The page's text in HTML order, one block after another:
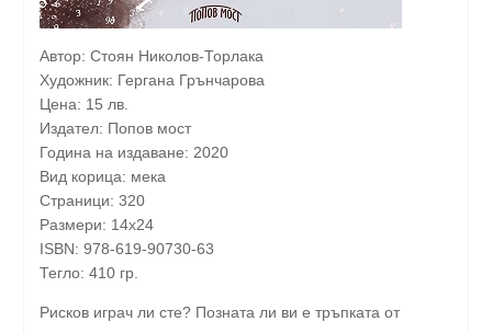
Автор: Стоян Николов-Торлака
Художник: Гергана Грънчарова
Цена: 15 лв.
Издател: Попов мост
Година на издаване: 2020
Вид корица: мека
Страници: 320
Размери: 14х24
ISBN: 978-619-90730-63
Тегло: 410 гр.
Рисков играч ли сте? Позната ли ви е тръпката от